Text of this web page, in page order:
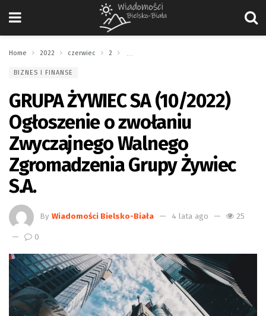
Home 2022 czerwiec 2
BIZNES I FINANSE
GRUPA ŻYWIEC SA (10/2022)
Ogłoszenie o zwołaniu
Zwyczajnego Walnego
Zgromadzenia Grupy Żywiec
S.A.
By Wiadomości Bielsko-Biała 4 lata ago 25
0